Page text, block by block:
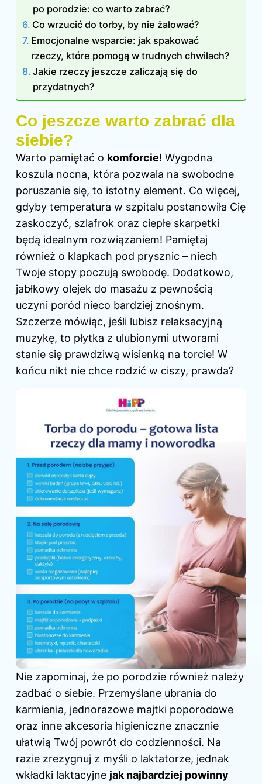
po porodzie: co warto zabrać?
Co wrzucić do torby, by nie żałować?
Emocjonalne wsparcie: jak spakować
rzeczy, które pomogą w trudnych chwilach?
Jakie rzeczy jeszcze zaliczają się do
przydatnych?
Co jeszcze warto zabrać dla
siebie?
Warto pamiętać o komforcie! Wygodna
koszula nocna, która pozwala na swobodne
poruszanie się, to istotny element. Co więcej,
gdyby temperatura w szpitalu postanowiła Cię
zaskoczyć, szlafrok oraz ciepłe skarpetki
będą idealnym rozwiązaniem! Pamiętaj
również o klapkach pod prysznic – niech
Twoje stopy poczują swobodę. Dodatkowo,
jabłkowy olejek do masażu z pewnością
uczyni poród nieco bardziej znośnym.
Szczerze mówiąc, jeśli lubisz relaksacyjną
muzykę, to płytka z ulubionymi utworami
stanie się prawdziwą wisienką na torcie! W
końcu nikt nie chce rodzić w ciszy, prawda?
Nie zapominaj, że po porodzie również należy
zadbać o siebie. Przemyślane ubrania do
karmienia, jednorazowe majtki poporodowe
oraz inne akcesoria higieniczne znacznie
ułatwią Twój powrót do codzienności. Na
razie zrezygnuj z myśli o laktatorze, jednak
wkładki laktacyjne jak najbardziej powinny